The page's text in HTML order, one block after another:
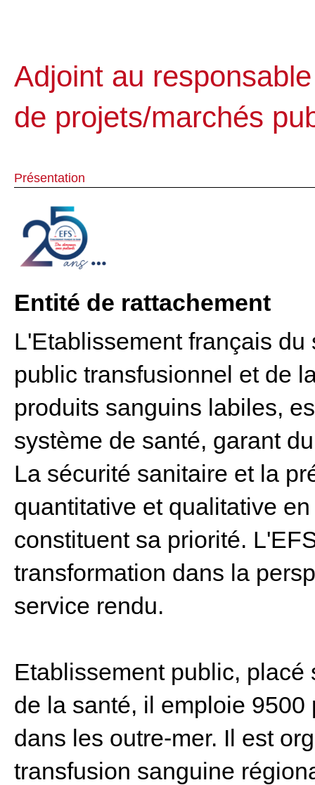
Adjoint au
de projets/marchés
Présentation
Entité de rattachement
L'Etablissement français
public transfusionnel et de
produits sanguins labiles,
système de santé, garant
La sécurité sanitaire et la
quantitative et qualitative
constituent sa priorité.
transformation dans la
service rendu.
Etablissement public,
de la santé, il emploie
dans les outre-mer. Il est
transfusion sanguine